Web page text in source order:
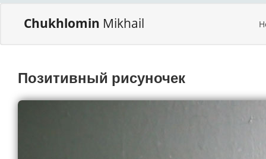
Chukhlomin Mikhail
Позитивный рисуночек